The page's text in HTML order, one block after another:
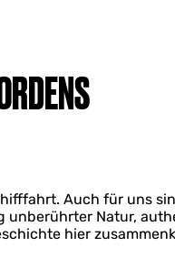
Auch für uns
unberührter Natur,
hier